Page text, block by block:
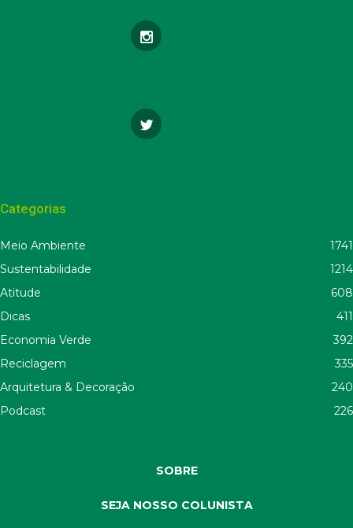
Categorias
Meio Ambiente
1741
Sustentabilidade
1214
Atitude
608
Dicas
411
Economia Verde
392
Reciclagem
335
Arquitetura & Decoração
240
Podcast
226
SOBRE
SEJA NOSSO COLUNISTA